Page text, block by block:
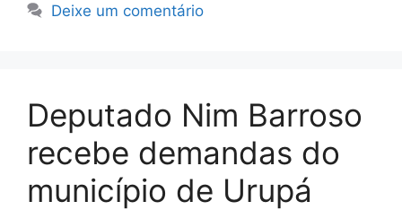
Deixe um comentário
Deputado Nim Barroso
recebe demandas do
município de Urupá